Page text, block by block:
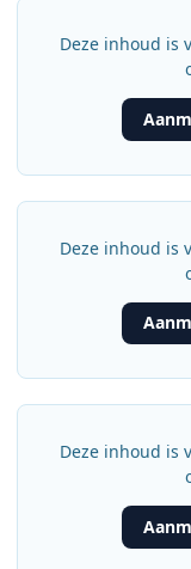
Deze inhoud is
Deze inhoud is
Deze inhoud is